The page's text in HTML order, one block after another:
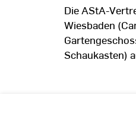
Die AStA-
Wiesbaden
Schaukasten)